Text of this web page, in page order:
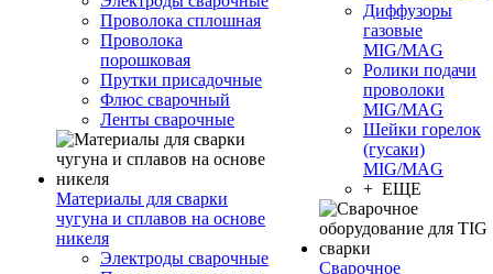
Проволока сплошная
Проволока
порошковая
Прутки присадочные
Флюс сварочный
Ленты сварочные
Материалы для сварки
чугуна и сплавов на основе
никеля
Электроды сварочные
Диффузоры
газовые
MIG/MAG
Ролики подачи
проволоки
MIG/MAG
Шейки горелок
(гусаки)
MIG/MAG
+ ЕЩЕ
Сварочное